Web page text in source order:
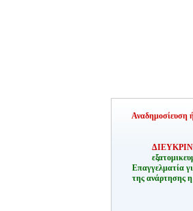
Αναδημοσίευση
Επαγγελματία
της ανάρτησης